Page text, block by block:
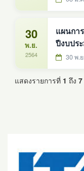
30
พ.ย.
2564
แผนกา
ปีงบปร
30 พ.
แสดงรายการที่ 1 ถึง 7